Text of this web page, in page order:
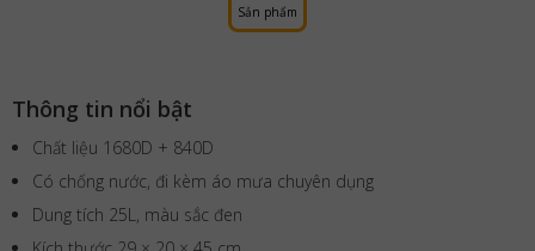
Sản phẩm
Thông tin nổi bật
Chất liệu 1680D + 840D
Có chống nước, đi kèm áo mưa chuyên dụng
Dung tích 25L, màu sắc đen